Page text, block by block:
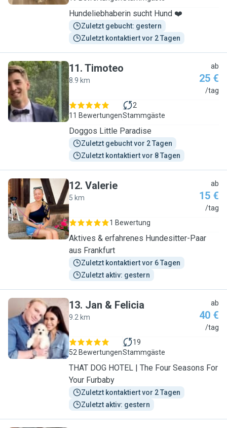
Hundeliebhaberin sucht Hund ❤️
Zuletzt gebucht: gestern
Zuletzt kontaktiert vor 2 Tagen
T
11. Timoteo
8.9 km
ab
25 €
/tag
11 Bewertungen
2
Stammgäste
Doggos Little Paradise
Zuletzt gebucht vor 2 Tagen
Zuletzt kontaktiert vor 8 Tagen
V
12. Valerie
5 km
ab
15 €
/tag
1 Bewertung
Aktives & erfahrenes Hundesitter-Paar
aus Frankfurt
Zuletzt kontaktiert vor 6 Tagen
Zuletzt aktiv: gestern
J
13. Jan & Felicia
9.2 km
ab
40 €
/tag
52 Bewertungen
19
Stammgäste
THAT DOG HOTEL | The Four Seasons For
Your Furbaby
Zuletzt kontaktiert vor 2 Tagen
Zuletzt aktiv: gestern